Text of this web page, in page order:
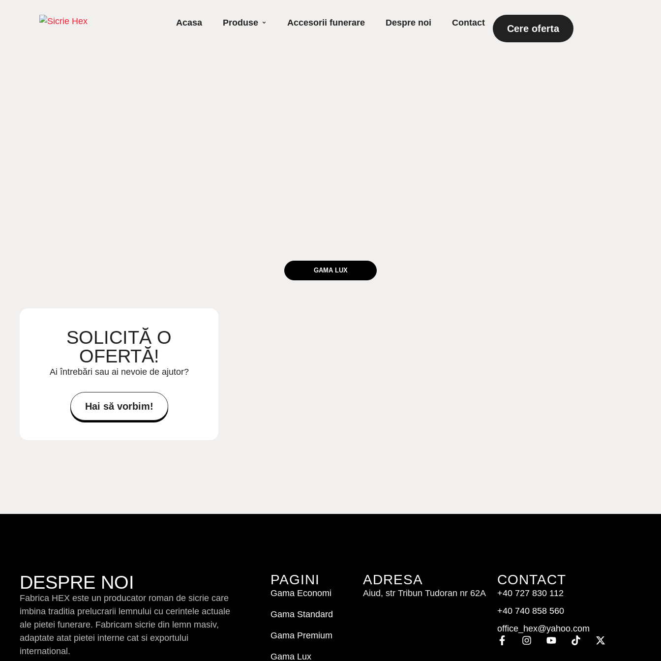
Acasa Produse Accesorii funerare Despre noi Contact
Cere oferta
GAMA LUX
SOLICITĂ O
OFERTĂ!
Ai întrebări sau ai nevoie de ajutor?
Hai să vorbim!
DESPRE NOI
Fabrica HEX este un producator roman de sicrie care
imbina traditia prelucrarii lemnului cu cerintele actuale
ale pietei funerare. Fabricam sicrie din lemn masiv,
adaptate atat pietei interne cat si exportului
international.
PAGINI
Gama Economi
Gama Standard
Gama Premium
Gama Lux
ADRESA
Aiud, str Tribun Tudoran nr 62A
CONTACT
+40 727 830 112
+40 740 858 560
office_hex@yahoo.com